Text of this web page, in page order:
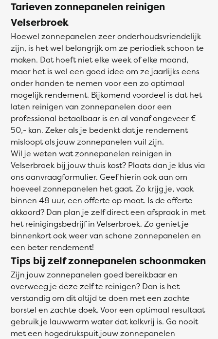
Tarieven zonnepanelen reinigen
Velserbroek
Hoewel zonnepanelen zeer onderhoudsvriendelijk
zijn, is het wel belangrijk om ze periodiek schoon te
maken. Dat hoeft niet elke week of elke maand,
maar het is wel een goed idee om ze jaarlijks eens
onder handen te nemen voor een zo optimaal
mogelijk rendement. Bijkomend voordeel is dat het
laten reinigen van zonnepanelen door een
professional betaalbaar is en al vanaf ongeveer €
50,- kan. Zeker als je bedenkt dat je rendement
misloopt als jouw zonnepanelen vuil zijn.
Wil je weten wat zonnepanelen reinigen in
Velserbroek bij jouw thuis kost? Plaats dan je klus via
ons aanvraagformulier. Geef hierin ook aan om
hoeveel zonnepanelen het gaat. Zo krijg je, vaak
binnen 48 uur, een offerte op maat. Is de offerte
akkoord? Dan plan je zelf direct een afspraak in met
het reinigingsbedrijf in Velserbroek. Zo geniet je
binnenkort ook weer van schone zonnepanelen en
een beter rendement!
Tips bij zelf zonnepanelen schoonmaken
Zijn jouw zonnepanelen goed bereikbaar en
overweeg je deze zelf te reinigen? Dan is het
verstandig om dit altijd te doen met een zachte
borstel en zachte doek. Voor een optimaal resultaat
gebruik je lauwwarm water dat kalkvrij is. Ga nooit
met een hogedrukspuit jouw zonnepanelen